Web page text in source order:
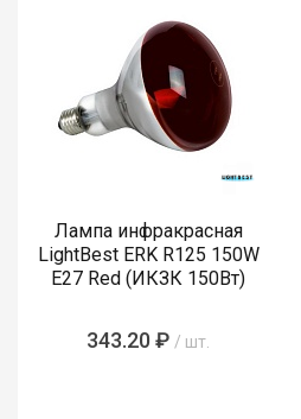
Лампа инфракрасная
LightBest ERK R125 150W
E27 Red (ИКЗК 150Вт)
343.20 ₽ / шт.